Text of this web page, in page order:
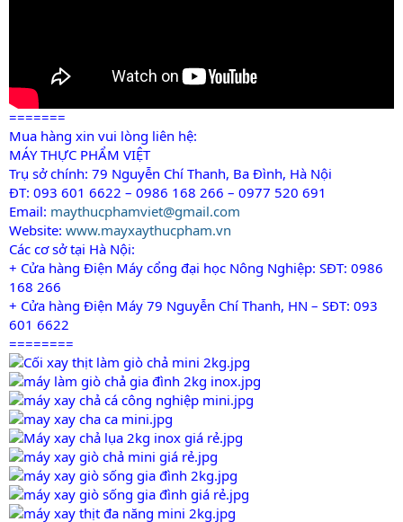
=======
Mua hàng xin vui lòng liên hệ:
MÁY THỰC PHẨM VIỆT
Trụ sở chính: 79 Nguyễn Chí Thanh, Ba Đình, Hà Nội
ĐT: 093 601 6622 – 0986 168 266 – 0977 520 691
Email: maythucphamviet@gmail.com
Website: www.mayxaythucpham.vn
Các cơ sở tại Hà Nội:
+ Cửa hàng Điện Máy cổng đại học Nông Nghiệp: SĐT: 0986
168 266
+ Cửa hàng Điện Máy 79 Nguyễn Chí Thanh, HN – SĐT: 093
601 6622
========